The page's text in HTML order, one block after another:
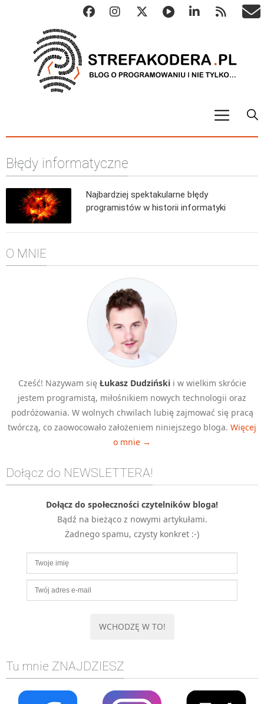
ALGO
Metody numeryczne
Algorytmy wyszukiwania
Inne
C++
Elementarz Java
Pascal
HTML 5
CSS 3
Django
PHP
WordPress
MOBILE
Android
KONTROLA WERSJI
SQL
TESTOWANIE
SIECI
Błędy informatyczne
Najbardziej spektakularne błędy
programistów w historii informatyki
O MNIE
Cześć! Nazywam się Łukasz Dudzińskii w wielkim skrócie
jestem programistą, miłośnikiem nowych technologii oraz
podróżowania. W wolnych chwilach lubię zajmować się pracą
twórczą, co zaowocowało założeniem niniejszego bloga. Więcej
o mnie →
Dołącz do NEWSLETTERA!
Dołącz do społeczności czytelników bloga!
Bądź na bieżąco z nowymi artykułami.
Żadnego spamu, czysty konkret :-)
Tu mnie ZNAJDZIESZ